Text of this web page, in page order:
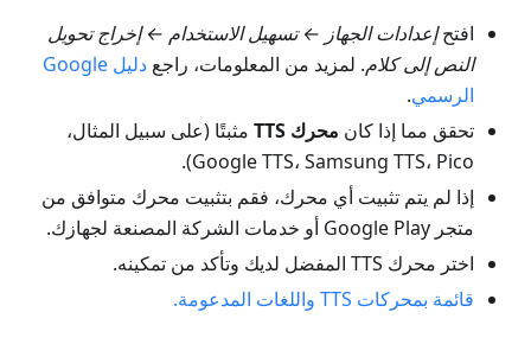
افتحإعدادات الجهاز ← تسهيل الاستخدام ← إخراج تحويل
النص إلى كلام. لمزيد من المعلومات، راجع
دليل Google
الرسمي.
تحقق مما إذا كان محرك TTS
مثبتًا (على سبيل المثال،
Google TTS، Samsung TTS، Pico).
إذا لم يتم تثبيت أي محرك، فقم بتثبيت محرك متوافق من
متجر Google Play أو خدمات الشركة المصنعة لجهازك.
اختر محرك TTS المفضل لديك وتأكد من تمكينه.
قائمة بمحركات TTS واللغات المدعومة.